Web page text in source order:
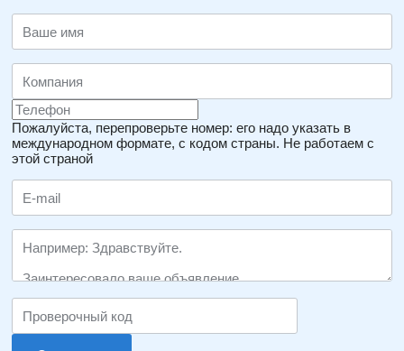
Пожалуйста, перепроверьте номер: его надо указать в
международном формате, с кодом страны. Не работаем с
этой страной